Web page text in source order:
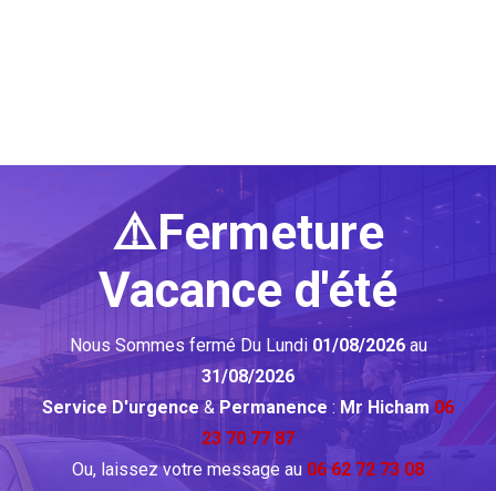
⚠️Fermeture
Vacance d'été
Nous Sommes fermé Du Lundi 01/08/2026au
31/08/2026
Service D'urgence&Permanence : Mr Hicham 06
23 70 77 87
Ou, laissez votre message au 06 62 72 73 08